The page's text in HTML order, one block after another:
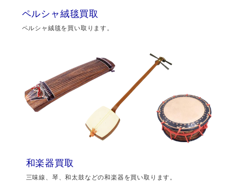
ペルシャ絨毯買取
ペルシャ絨毯を買い取ります。
和楽器買取
三味線、琴、和太鼓などの和楽器を買い取ります。